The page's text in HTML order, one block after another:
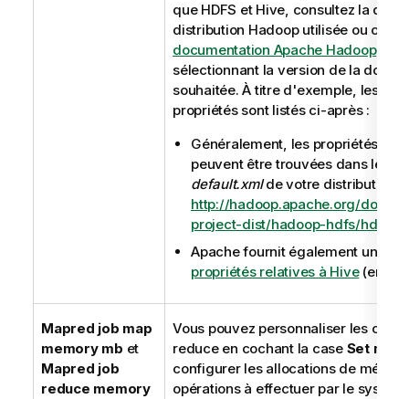
que HDFS et Hive, consultez la
distribution Hadoop utilisée ou
documentation Apache Hadoop(en
sélectionnant la version de la
souhaitée. À titre d'exemple, les
propriétés sont listés ci-après :
Généralement, les propriétés
peuvent être trouvées dans le
default.xmlde votre distribution,
http://hadoop.apache.org/docs/
project-dist/hadoop-hdfs/hdfs-
Apache fournit également une
propriétés relatives à Hive(en
Mapred job map
memory mb et
Mapred job
reduce memory
Vous pouvez personnaliser les
reduce en cochant la case Set
configurer les allocations de
opérations à effectuer par le